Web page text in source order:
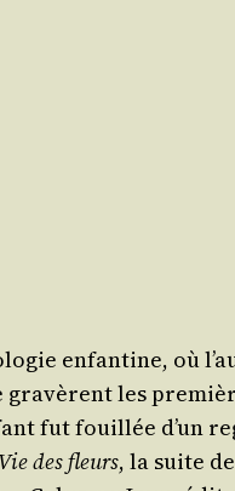
enfan­tine, où
les
fut fouillée d’un
Vie des fleurs, la suite